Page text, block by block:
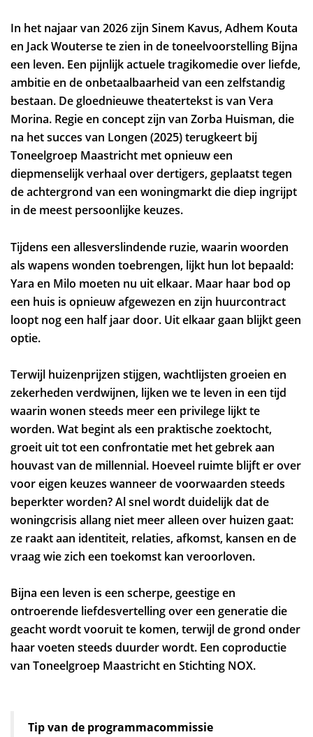
In het najaar van 2026 zijn Sinem Kavus, Adhem Kouta
en Jack Wouterse te zien in de toneelvoorstelling Bijna
een leven. Een pijnlijk actuele tragikomedie over liefde,
ambitie en de onbetaalbaarheid van een zelfstandig
bestaan. De gloednieuwe theatertekst is van Vera
Morina. Regie en concept zijn van Zorba Huisman, die
na het succes van Longen (2025) terugkeert bij
Toneelgroep Maastricht met opnieuw een
diepmenselijk verhaal over dertigers, geplaatst tegen
de achtergrond van een woningmarkt die diep ingrijpt
in de meest persoonlijke keuzes.
Tijdens een allesverslindende ruzie, waarin woorden
als wapens wonden toebrengen, lijkt hun lot bepaald:
Yara en Milo moeten nu uit elkaar. Maar haar bod op
een huis is opnieuw afgewezen en zijn huurcontract
loopt nog een half jaar door. Uit elkaar gaan blijkt geen
optie.
Terwijl huizenprijzen stijgen, wachtlijsten groeien en
zekerheden verdwijnen, lijken we te leven in een tijd
waarin wonen steeds meer een privilege lijkt te
worden. Wat begint als een praktische zoektocht,
groeit uit tot een confrontatie met het gebrek aan
houvast van de millennial. Hoeveel ruimte blijft er over
voor eigen keuzes wanneer de voorwaarden steeds
beperkter worden? Al snel wordt duidelijk dat de
woningcrisis allang niet meer alleen over huizen gaat:
ze raakt aan identiteit, relaties, afkomst, kansen en de
vraag wie zich een toekomst kan veroorloven.
Bijna een leven is een scherpe, geestige en
ontroerende liefdesvertelling over een generatie die
geacht wordt vooruit te komen, terwijl de grond onder
haar voeten steeds duurder wordt. Een coproductie
van Toneelgroep Maastricht en Stichting NOX.
Tip van de programmacommissie
Inzoomen